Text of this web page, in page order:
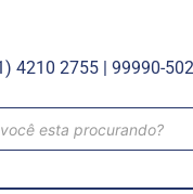
4210 2755 | 99990-